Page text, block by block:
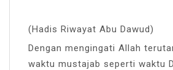
(Hadis Riwayat Abu Dawud)
Dengan mengingati Allah
waktu mustajab seperti waktu